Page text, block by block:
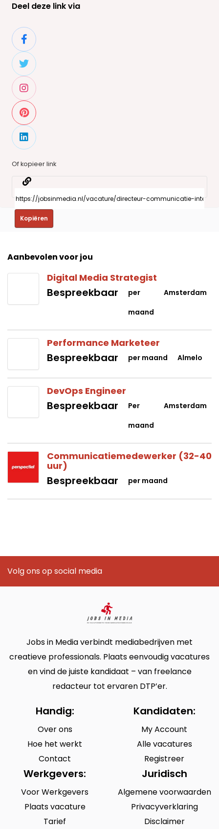
Deel deze link via
Of kopieer link
Kopiëren
Aanbevolen voor jou
Digital Media Strategist
Bespreekbaar
per
maand
Amsterdam
Performance Marketeer
Bespreekbaar per maand Almelo
DevOps Engineer
Bespreekbaar
Per
maand
Amsterdam
Communicatiemedewerker (32-40
uur)
Bespreekbaar per maand
Volg ons op social media
Jobs in Media verbindt mediabedrijven met
creatieve professionals. Plaats eenvoudig vacatures
en vind de juiste kandidaat – van freelance
redacteur tot ervaren DTP’er.
Handig:
Over ons
Hoe het werkt
Contact
Kandidaten:
My Account
Alle vacatures
Registreer
Werkgevers:
Voor Werkgevers
Plaats vacature
Tarief
Juridisch
Algemene voorwaarden
Privacyverklaring
Disclaimer